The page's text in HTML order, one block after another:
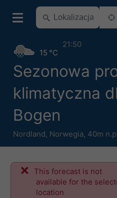
Sezonowa
klimatyczna
Bogen
Nordland, Norwegia, 40m
15 °C
21:50
This forecast is not
available for the
location